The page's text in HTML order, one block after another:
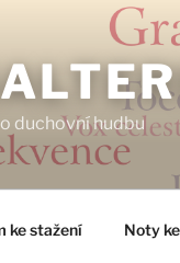
duchovní hudbu
ke stažení Noty